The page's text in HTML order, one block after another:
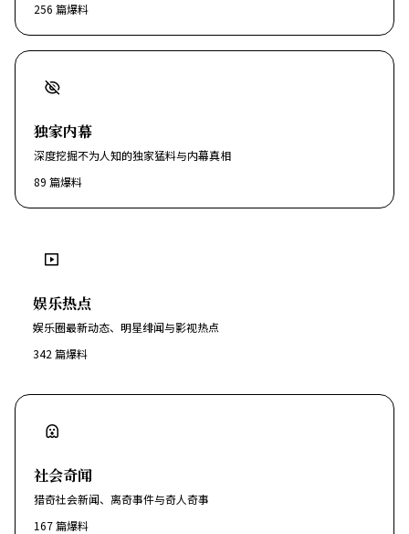
256 篇爆料
独家内幕
深度挖掘不为人知的独家猛料与内幕真相
89 篇爆料
娱乐热点
娱乐圈最新动态、明星绯闻与影视热点
342 篇爆料
社会奇闻
猎奇社会新闻、离奇事件与奇人奇事
167篇爆料